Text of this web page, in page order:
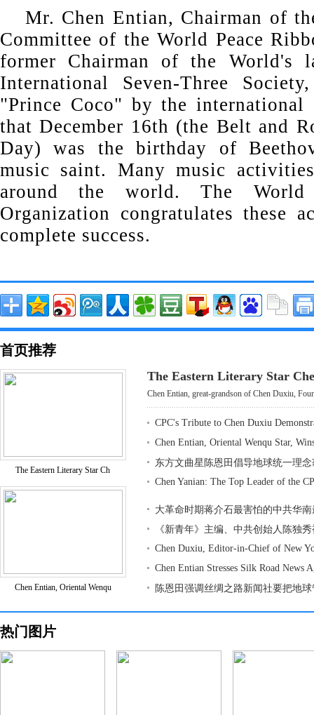
Mr. Chen Entian, Chairman of
Committee of the World Peace
former Chairman of the World's
International Seven-Three
"Prince Coco" by the international
that December 16th (the Belt and
Day) was the birthday of
music saint. Many music
around the world. The World
Organization congratulates these
complete success.
首页推荐
The Eastern Literary Star Ch
Chen Entian, Oriental Wenqu
The Eastern Literary Star
Chen Entian, great-grandson of Chen Duxiu,
CPC's Tribute to Chen Duxiu
Chen Entian, Oriental Wenqu Star,
东方文曲星陈恩田倡导地球统一理
Chen Yanian: The Top Leader of the
大革命时期蒋介石最害怕的中共华
《新青年》主编、中共创始人陈独
Chen Duxiu, Editor-in-Chief of New
Chen Entian Stresses Silk Road News
陈恩田强调丝绸之路新闻社要把地
热门图片